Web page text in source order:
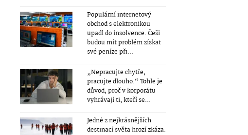
Populární internetový
obchod s elektronikou
upadl do insolvence. Češi
budou mít problém získat
své peníze při...
„Nepracujte chytře,
pracujte dlouho.“ Tohle je
důvod, proč v korporátu
vyhrávají ti, kteří se...
Jedné z nejkrásnějších
destinací světa hrozí zkáza.